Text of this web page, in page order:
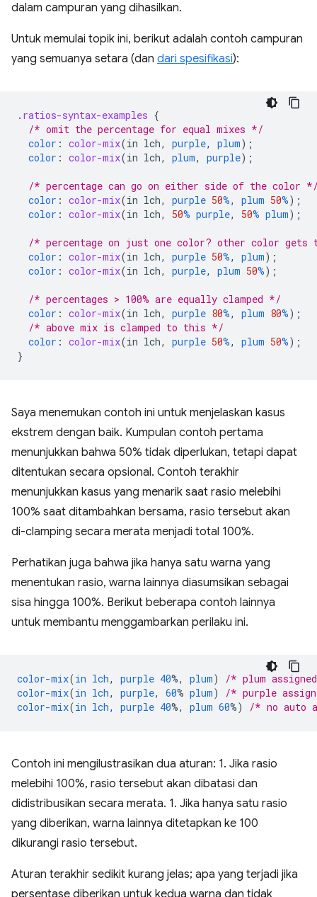
dalam campuran yang dihasilkan.
Untuk memulai topik ini, berikut adalah contoh campuran
yang semuanya setara (dan dari spesifikasi):
. ratios-syntax-examples {
/* omit the percentage for equal mixes */
color : color-mix(in lch, purple, plum);
color : color-mix(in lch, plum, purple);
/* percentage can go on either side of the color
color : color-mix(in lch, purple 50%, plum 50%);
color : color-mix(in lch, 50% purple, 50% plum);
/* percentage on just one color? other color gets
color : color-mix(in lch, purple 50%, plum);
color : color-mix(in lch, purple, plum 50%);
/* percentages > 100% are equally clamped */
color : color-mix(in lch, purple 80%, plum 80%);
/* above mix is clamped to this */
color : color-mix(in lch, purple 50%, plum 50%);
}
Saya menemukan contoh ini untuk menjelaskan kasus
ekstrem dengan baik. Kumpulan contoh pertama
menunjukkan bahwa 50% tidak diperlukan, tetapi dapat
ditentukan secara opsional. Contoh terakhir
menunjukkan kasus yang menarik saat rasio melebihi
100% saat ditambahkan bersama, rasio tersebut akan
di-clamping secara merata menjadi total 100%.
Perhatikan juga bahwa jika hanya satu warna yang
menentukan rasio, warna lainnya diasumsikan sebagai
sisa hingga 100%. Berikut beberapa contoh lainnya
untuk membantu menggambarkan perilaku ini.
color-mix(in lch, purple 40%, plum)
/* plum
color-mix(in lch, purple, 60% plum)
/* purple
color-mix(in lch, purple 40%, plum 60%) /* no auto
Contoh ini mengilustrasikan dua aturan: 1. Jika rasio
melebihi 100%, rasio tersebut akan dibatasi dan
didistribusikan secara merata. 1. Jika hanya satu rasio
yang diberikan, warna lainnya ditetapkan ke 100
dikurangi rasio tersebut.
Aturan terakhir sedikit kurang jelas; apa yang terjadi jika